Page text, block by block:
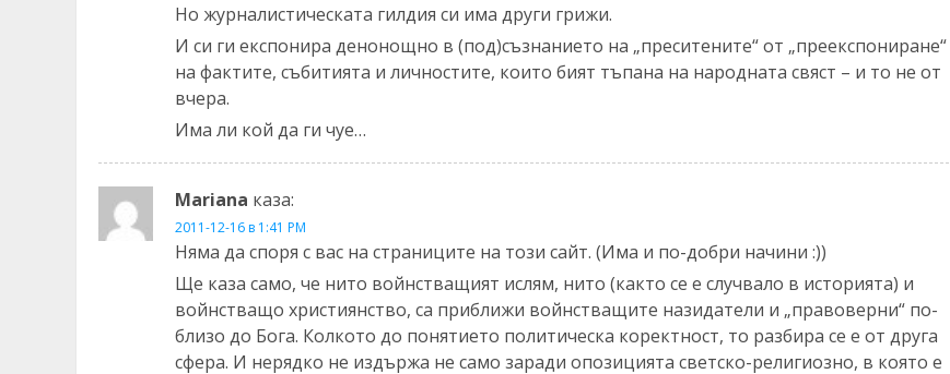
Но журналистическата гилдия си има други грижи.
И си ги експонира денонощно в (под)съзнанието на „преситените“ от „преекспониране“
на фактите, събитията и личностите, които бият тъпана на народната свяст – и то не от
вчера.
Има ли кой да ги чуе…
Mariana каза:
2011-12-16 в 1:41 PM
Няма да споря с вас на страниците на този сайт. (Има и по-добри начини :))
Ще каза само, че нито войнстващият ислям, нито (както се е случвало в историята) и
войнстващо християнство, са приближи войнстващите назидатели и „правоверни“ по-
близо до Бога. Колкото до понятието политическа коректност, то разбира се е от друга
сфера. И нерядко не издържа не само заради опозицията светско-религиозно, в която е